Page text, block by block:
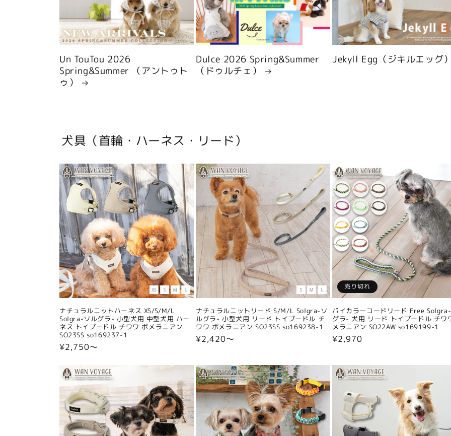
Un TouTou 2026
Spring&Summer （アントゥト
ゥ）
Dulce 2026 Spring&Summer
（ドゥルチェ）
Jekyll Egg（ジキルエッグ
犬具（首輪・ハーネス・リード）
ナチュラルニットハーネス XS/S/M/L
Solgra-ソルグラ- 小型犬用 中型犬用 ハー
ネス トイプードル チワワ ポメラニアン
SO23SS so169237-1
通
価
格
¥2,750〜
ナチュラルニットリード S/M/L Solgra-ソ
ルグラ- 小型犬用 リード トイプードル チ
ワワ ポメラニアン SO23SS so169238-1
通
格
¥2,420〜
売り切れ
バイカラーコードリード Free
グラ- 犬用 リード トイプードル チワ
メラニアン SO22AW so169199-1
通
格
¥2,970